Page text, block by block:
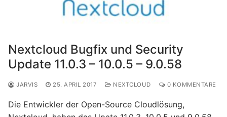
Nextcloud Bugfix und Security
Update 11.0.3 – 10.0.5 – 9.0.58
JARVIS 25. APRIL 2017 NEXTCLOUD 0 KOMMENTARE
Die Entwickler der Open-Source Cloudlösung,